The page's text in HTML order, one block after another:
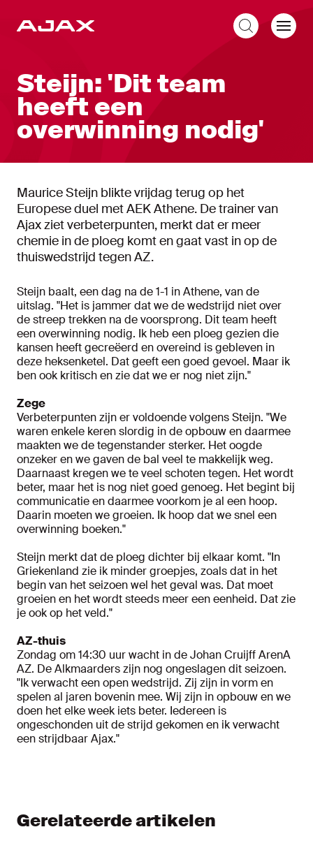
Steijn: 'Dit team
heeft een
overwinning nodig'
Maurice Steijn blikte vrijdag terug op het
Europese duel met AEK Athene. De trainer van
Ajax ziet verbeterpunten, merkt dat er meer
chemie in de ploeg komt en gaat vast in op de
thuiswedstrijd tegen AZ.
Steijn baalt, een dag na de 1-1 in Athene, van de
uitslag. "Het is jammer dat we de wedstrijd niet over
de streep trekken na de voorsprong. Dit team heeft
een overwinning nodig. Ik heb een ploeg gezien die
kansen heeft gecreëerd en overeind is gebleven in
deze heksenketel. Dat geeft een goed gevoel. Maar ik
ben ook kritisch en zie dat we er nog niet zijn."
Zege
Verbeterpunten zijn er voldoende volgens Steijn. "We
waren enkele keren slordig in de opbouw en daarmee
maakten we de tegenstander sterker. Het oogde
onzeker en we gaven de bal veel te makkelijk weg.
Daarnaast kregen we te veel schoten tegen. Het wordt
beter, maar het is nog niet goed genoeg. Het begint bij
communicatie en daarmee voorkom je al een hoop.
Daarin moeten we groeien. Ik hoop dat we snel een
overwinning boeken."
Steijn merkt dat de ploeg dichter bij elkaar komt. "In
Griekenland zie ik minder groepjes, zoals dat in het
begin van het seizoen wel het geval was. Dat moet
groeien en het wordt steeds meer een eenheid. Dat zie
je ook op het veld."
AZ-thuis
Zondag om 14:30 uur wacht in de Johan Cruijff ArenA
AZ. De Alkmaarders zijn nog ongeslagen dit seizoen.
"Ik verwacht een open wedstrijd. Zij zijn in vorm en
spelen al jaren bovenin mee. Wij zijn in opbouw en we
doen het elke week iets beter. Iedereen is
ongeschonden uit de strijd gekomen en ik verwacht
een strijdbaar Ajax."
Gerelateerde artikelen